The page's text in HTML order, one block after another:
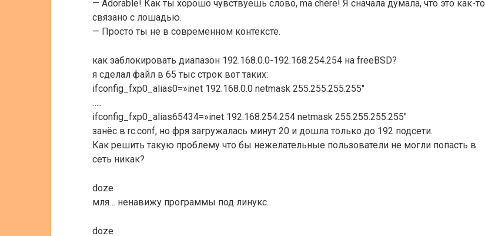
— Adorable! Как ты хорошо чувствуешь слово, ma chere! Я сначала думала, что это как-то
связано с лошадью.
— Просто ты не в современном контексте.
как заблокировать диапазон 192.168.0.0-192.168.254.254 на freeBSD?
я сделал файл в 65 тыс строк вот таких:
ifconfig_fxp0_alias0=»inet 192.168.0.0 netmask 255.255.255.255″
…..
ifconfig_fxp0_alias65434=»inet 192.168.254.254 netmask 255.255.255.255″
занёс в rc.conf, но фря загружалась минут 20 и дошла только до 192 подсети.
Как решить такую проблему что бы нежелательные пользователи не могли попасть в
сеть никак?
doze
мля… ненавижу программы под линукс.
doze